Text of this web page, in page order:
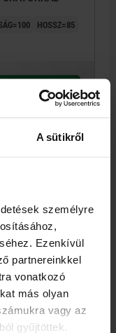
A sütikről
személyre
Ezenkívül
partnereinkkel
vonatkozó
más olyan
vagy az
gyűjtöttek.
HOSSZ=85
RÉSZLETEK
ALAK:H, L=85,
HOSSZ=85